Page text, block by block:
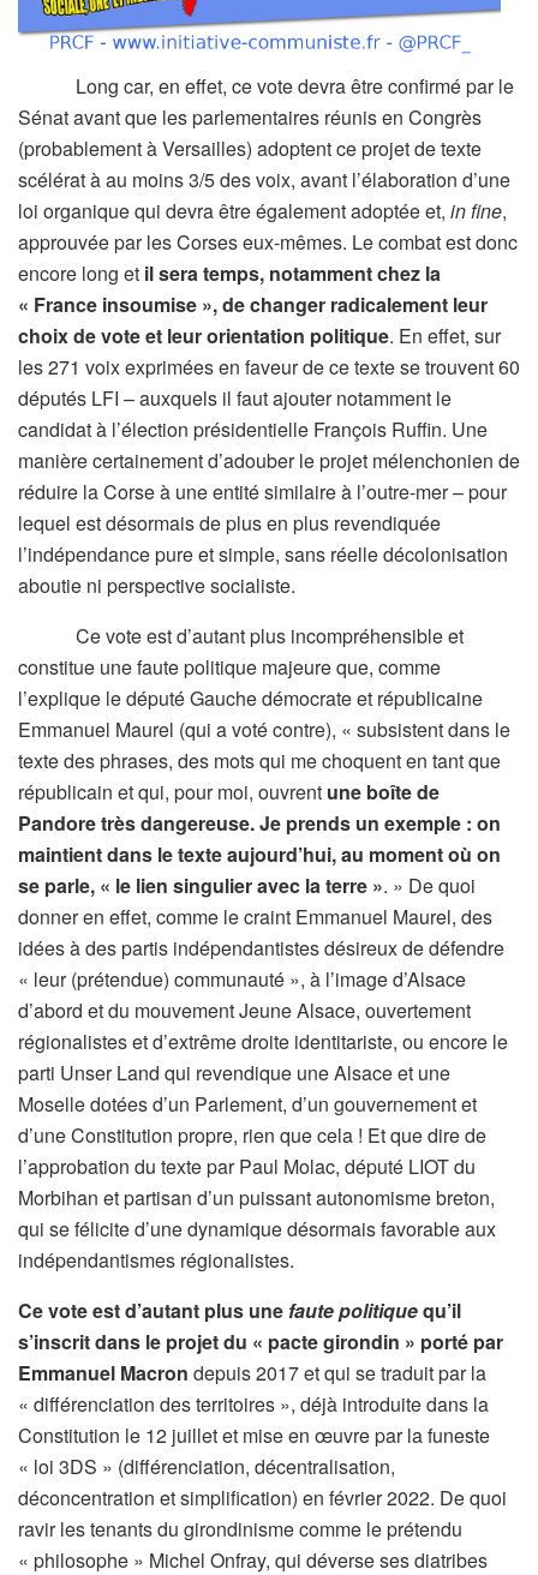
Long car, en effet, ce vote devra être confirmé par le
Sénat avant que les parlementaires réunis en Congrès
(probablement à Versailles) adoptent ce projet de texte
scélérat à au moins 3/5 des voix, avant l’élaboration d’une
loi organique qui devra être également adoptée et, in fine,
approuvée par les Corses eux-mêmes. Le combat est donc
encore long et il sera temps, notamment chez la
« France insoumise », de changer radicalement leur
choix de vote et leur orientation politique. En effet, sur
les 271 voix exprimées en faveur de ce texte se trouvent 60
députés LFI – auxquels il faut ajouter notamment le
candidat à l’élection présidentielle François Ruffin. Une
manière certainement d’adouber le projet mélenchonien de
réduire la Corse à une entité similaire à l’outre-mer – pour
lequel est désormais de plus en plus revendiquée
l’indépendance pure et simple, sans réelle décolonisation
aboutie ni perspective socialiste.
Ce vote est d’autant plus incompréhensible et
constitue une faute politique majeure que, comme
l’explique le député Gauche démocrate et républicaine
Emmanuel Maurel (qui a voté contre), « subsistent dans le
texte des phrases, des mots qui me choquent en tant que
républicain et qui, pour moi, ouvrent une boîte de
Pandore très dangereuse. Je prends un exemple : on
maintient dans le texte aujourd’hui, au moment où on
se parle, « le lien singulier avec la terre ». » De quoi
donner en effet, comme le craint Emmanuel Maurel, des
idées à des partis indépendantistes désireux de défendre
« leur (prétendue) communauté », à l’image d’Alsace
d’abord et du mouvement Jeune Alsace, ouvertement
régionalistes et d’extrême droite identitariste, ou encore le
parti Unser Land qui revendique une Alsace et une
Moselle dotées d’un Parlement, d’un gouvernement et
d’une Constitution propre, rien que cela ! Et que dire de
l’approbation du texte par Paul Molac, député LIOT du
Morbihan et partisan d’un puissant autonomisme breton,
qui se félicite d’une dynamique désormais favorable aux
indépendantismes régionalistes.
Ce vote est d’autant plus une faute politiquequ’il
s’inscrit dans le projet du « pacte girondin » porté par
Emmanuel Macron depuis 2017 et qui se traduit par la
« différenciation des territoires », déjà introduite dans la
Constitution le 12 juillet et mise en œuvre par la funeste
« loi 3DS » (différenciation, décentralisation,
déconcentration et simplification) en février 2022. De quoi
ravir les tenants du girondinisme comme le prétendu
« philosophe » Michel Onfray, qui déverse ses diatribes